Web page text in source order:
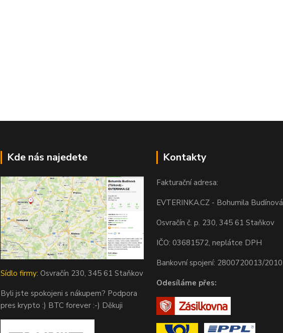
Kde nás najedete
Sídlo firmy: Osvračín 230, 345 61 Staňkov
Byli jste spokojeni s nákupem? Podpora
pres krypto :) BTC forever :-) Děkuji
Kontakty
Fakturační adresa:
EVTERINKA.CZ - Bohumila Budínová
Osvračín č. p. 230, 345 61 Staňkov
IČO: 03681572, neplátce DPH
Bankovní spojení: 2800720013/2010
Odesíláme přes: